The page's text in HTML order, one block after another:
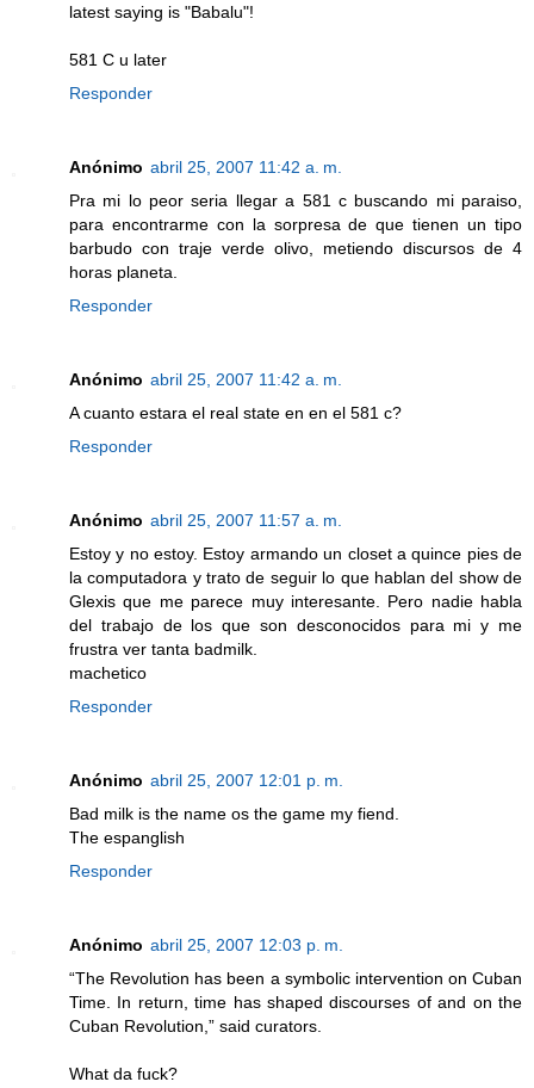
latest saying is "Babalu"!
581 C u later
Responder
Anónimo abril 25, 2007 11:42 a. m.
Pra mi lo peor seria llegar a 581 c buscando mi paraiso,
para encontrarme con la sorpresa de que tienen un tipo
barbudo con traje verde olivo, metiendo discursos de 4
horas planeta.
Responder
Anónimo abril 25, 2007 11:42 a. m.
A cuanto estara el real state en en el 581 c?
Responder
Anónimo abril 25, 2007 11:57 a. m.
Estoy y no estoy. Estoy armando un closet a quince pies de
la computadora y trato de seguir lo que hablan del show de
Glexis que me parece muy interesante. Pero nadie habla
del trabajo de los que son desconocidos para mi y me
frustra ver tanta badmilk.
machetico
Responder
Anónimo abril 25, 2007 12:01 p. m.
Bad milk is the name os the game my fiend.
The espanglish
Responder
Anónimo abril 25, 2007 12:03 p. m.
“The Revolution has been a symbolic intervention on Cuban
Time. In return, time has shaped discourses of and on the
Cuban Revolution,” said curators.
What da fuck?